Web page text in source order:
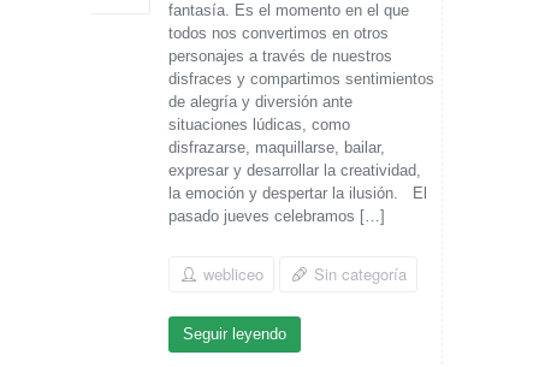
fantasía. Es el momento en el que
todos nos convertimos en otros
personajes a través de nuestros
disfraces y compartimos sentimientos
de alegría y diversión ante
situaciones lúdicas, como
disfrazarse, maquillarse, bailar,
expresar y desarrollar la creatividad,
la emoción y despertar la ilusión. El
pasado jueves celebramos […]
webliceo Sin categoría
Seguir leyendo